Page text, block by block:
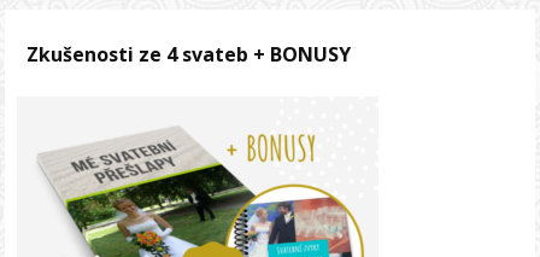
Zkušenosti ze 4 svateb + BONUSY